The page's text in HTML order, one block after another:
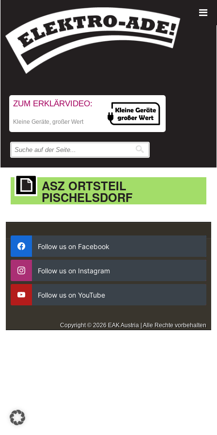
ZUM ERKLÄRVIDEO:
Kleine Geräte, großer Wert
ASZ ORTSTEIL
PISCHELSDORF
Follow us on Facebook
Follow us on Instagram
Follow us on YouTube
Copyright © 2026 EAK Austria | Alle Rechte vorbehalten